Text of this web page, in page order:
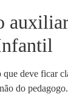
deve ficar
do